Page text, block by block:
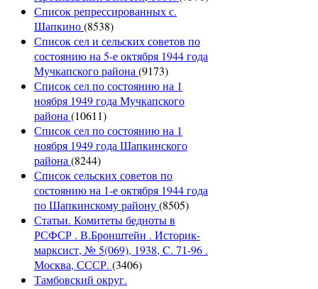
Список репрессированных с.
Шапкино(8538)
Список сел и сельских советов по
состоянию на 5-е октября 1944 года
Мучкапского района (9173)
Список сел по состоянию на 1
ноября 1949 года Мучкапского
района (10611)
Список сел по состоянию на 1
ноября 1949 года Шапкинского
района (8244)
Список сельских советов по
состоянию на 1-е октября 1944 года
по Шапкинскому району(8505)
Статьи. Комитеты бедноты в
РСФСР . В.Бронштейн . Историк-
марксист, № 5(069), 1938, C. 71-96 .
Москва, СССР. (3406)
Тамбовский округ.